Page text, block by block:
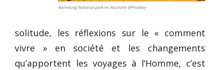
Nambung National park en Asutralie @Pixabay
solitude, les réflexions sur le « comment
vivre » en société et les changements
qu’apportent les voyages à l’Homme, c’est